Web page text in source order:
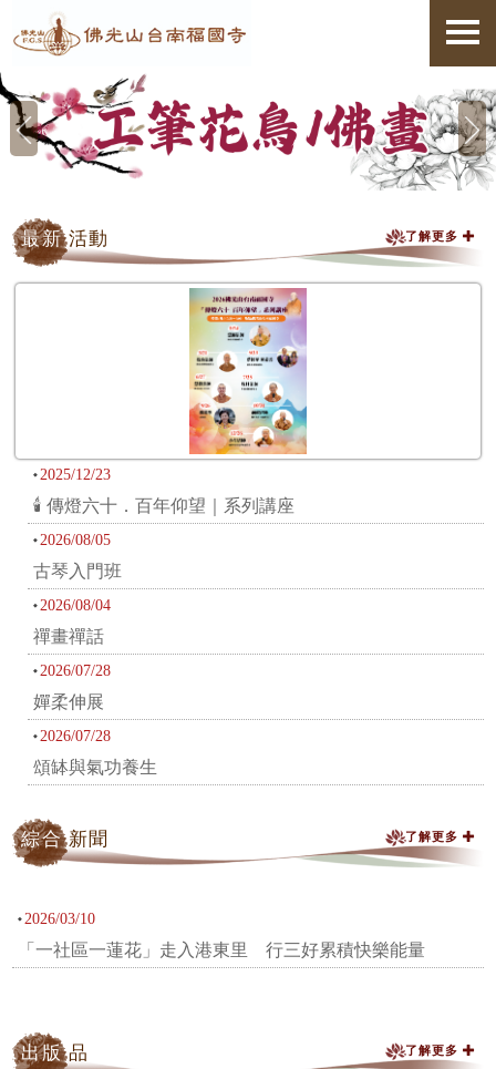
最新 活動 了解更多
2025/12/23
🕯️ 傳燈六十．百年仰望｜系列講座
2026/08/05
古琴入門班
2026/08/04
禪畫禪話
2026/07/28
嬋柔伸展
2026/07/28
頌缽與氣功養生
綜合 新聞 了解更多
2026/03/10
「一社區一蓮花」走入港東里 行三好累積快樂能量
出版 品 了解更多